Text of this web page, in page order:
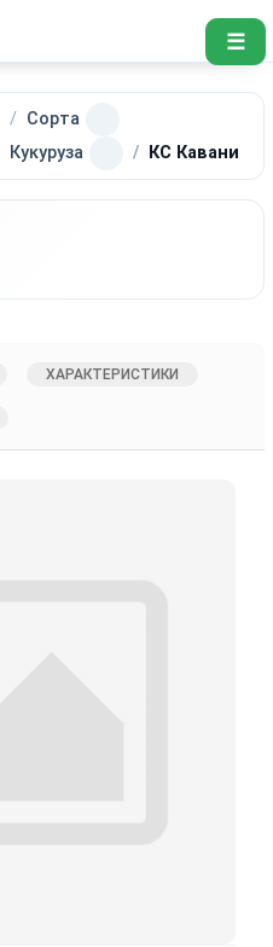
☰
Сорта
Кукуруза КС Кавани
ХАРАКТЕРИСТИКИ